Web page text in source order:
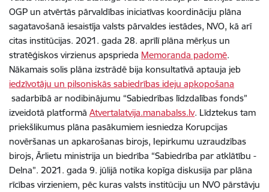
OGP un atvērtās pārvaldības iniciatīvas koordināciju plāna
sagatavošanā iesaistīja valsts pārvaldes iestādes, NVO, kā arī
citas institūcijas. 2021. gada 28. aprīlī plāna mērķus un
stratēģiskos virzienus apsprieda Memoranda padomē.
Nākamais solis plāna izstrādē bija konsultatīvā aptauja jeb
iedzīvotāju un pilsoniskās sabiedrības ideju apkopošana
sadarbībā ar nodibinājumu “Sabiedrības līdzdalības fonds”
izveidotā platformā Atvertalatvija.manabalss.lv. Līdztekus tam
priekšlikumus plāna pasākumiem iesniedza Korupcijas
novēršanas un apkarošanas birojs, Iepirkumu uzraudzības
birojs, Ārlietu ministrija un biedrība “Sabiedrība par atklātību -
Delna”. 2021. gada 9. jūlijā notika kopīga diskusija par plāna
rīcības virzieniem, pēc kuras valsts institūciju un NVO pārstāvju